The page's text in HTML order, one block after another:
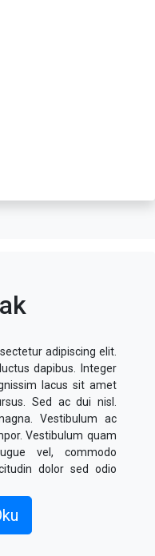
adipiscing elit.
dapibus. Integer
lacus sit amet
Sed ac dui nisl.
Vestibulum ac
Vestibulum quam
vel, commodo
dolor sed odio
fermentum nulla
quis elementum